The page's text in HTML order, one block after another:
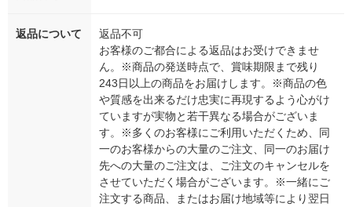
返品について
返品不可
お客様のご都合による返品はお受けできませ
ん。※商品の発送時点で、賞味期限まで残り
243日以上の商品をお届けします。※商品の色
や質感を出来るだけ忠実に再現するよう心がけ
ていますが実物と若干異なる場合がございま
す。※多くのお客様にご利用いただくため、同
一のお客様からの大量のご注文、同一のお届け
先への大量のご注文は、ご注文のキャンセルを
させていただく場合がございます。※一緒にご
注文する商品、またはお届け地域等により翌日